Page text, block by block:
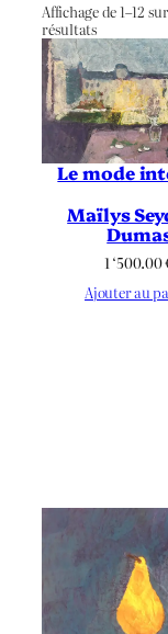
Affichage de 1–12
résultats
Le mode
Maïlys
1 ‘500.00
Ajouter au